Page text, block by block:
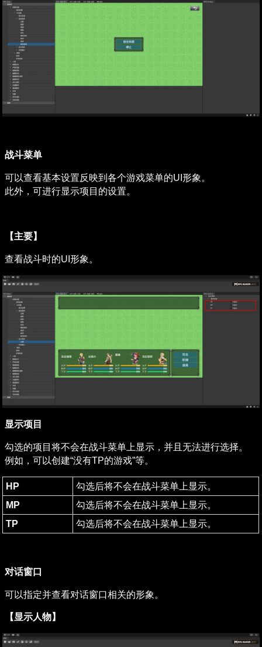
战斗菜单
可以查看基本设置反映到各个游戏菜单的UI形象。
此外，可进行显示项目的设置。
【主要】
查看战斗时的UI形象。
显示项目
勾选的项目将不会在战斗菜单上显示，并且无法进行选择。
例如，可以创建“没有TP的游戏”等。
HP
勾选后将不会在战斗菜单上显示。
MP
勾选后将不会在战斗菜单上显示。
TP
勾选后将不会在战斗菜单上显示。
对话窗口
可以指定并查看对话窗口相关的形象。
【显示人物】